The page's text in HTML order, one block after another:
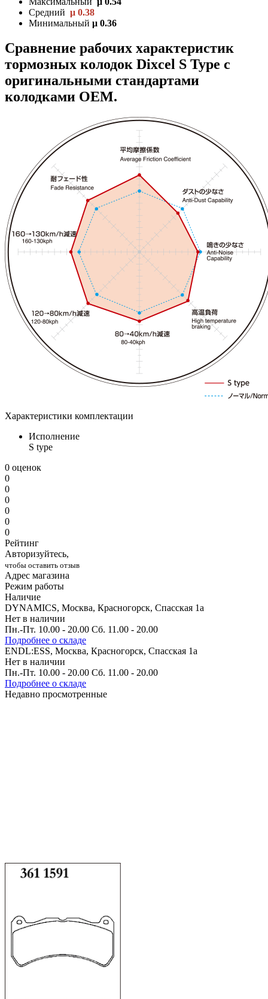
Средний μ 0.38
Минимальный μ 0.36
Сравнение рабочих характеристик
тормозных колодок Dixcel S Type с
оригинальными стандартами
колодками OEM.
Характеристики комплектации
Исполнение
S type
0 оценок
0
0
0
0
0
0
Рейтинг
Авторизуйтесь,
чтобы оставить отзыв
Адрес магазина
Режим работы
Наличие
DYNAMICS, Москва, Красногорск, Спасская 1а
Нет в наличии
Пн.-Пт. 10.00 - 20.00 Сб. 11.00 - 20.00
Подробнее о складе
ENDL:ESS, Москва, Красногорск, Спасская 1а
Нет в наличии
Пн.-Пт. 10.00 - 20.00 Сб. 11.00 - 20.00
Подробнее о складе
Недавно просмотренные